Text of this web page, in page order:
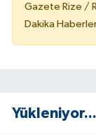
Gazete Rize /
Dakika
Yükleniyor...